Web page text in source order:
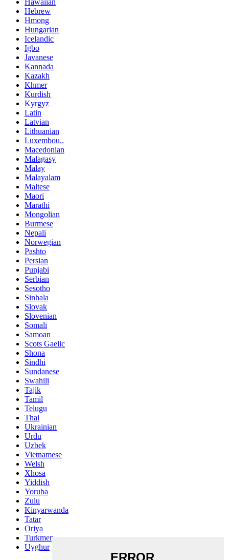
Hebrew
Hmong
Hungarian
Icelandic
Igbo
Javanese
Kannada
Kazakh
Khmer
Kurdish
Kyrgyz
Latin
Latvian
Lithuanian
Luxembou..
Macedonian
Malagasy
Malay
Malayalam
Maltese
Maori
Marathi
Mongolian
Burmese
Nepali
Norwegian
Pashto
Persian
Punjabi
Serbian
Sesotho
Sinhala
Slovak
Slovenian
Somali
Samoan
Scots Gaelic
Shona
Sindhi
Sundanese
Swahili
Tajik
Tamil
Telugu
Thai
Ukrainian
Urdu
Uzbek
Vietnamese
Welsh
Xhosa
Yiddish
Yoruba
Zulu
Kinyarwanda
Tatar
Oriya
Turkmen
Uyghur